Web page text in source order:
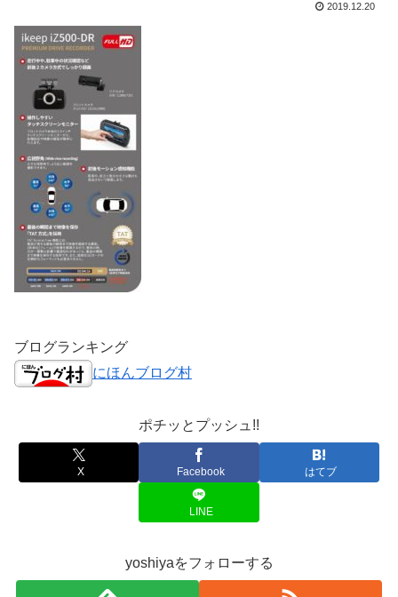
2019.12.20
ブログランキング
にほんブログ村
ポチッとプッシュ!!
X Facebook はてブ
LINE
yoshiyaをフォローする